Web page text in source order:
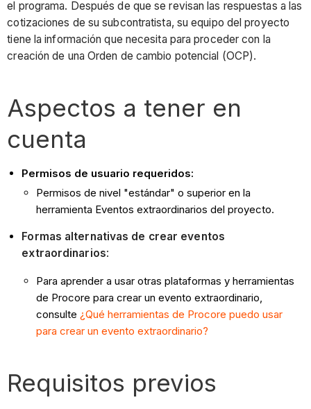
el programa. Después de que se revisan las respuestas a las
cotizaciones de su subcontratista, su equipo del proyecto
tiene la información que necesita para proceder con la
creación de una Orden de cambio potencial (OCP).
Aspectos a tener en
cuenta
Permisos de usuario requeridos:
Permisos de nivel "estándar" o superior en la
herramienta Eventos extraordinarios del proyecto.
Formas alternativas de crear eventos
extraordinarios:
Para aprender a usar otras plataformas y herramientas
de Procore para crear un evento extraordinario,
consulte¿Qué herramientas de Procore puedo usar
para crear un evento extraordinario?
Requisitos previos